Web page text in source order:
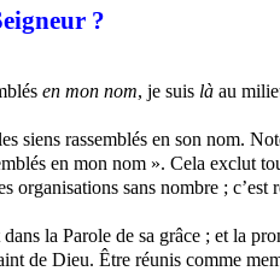
?
en mon nom, je suis làau
siens rassemblés en son nom.
en mon nom ». Cela exclut
organisations sans nombre ;
la Parole de sa grâce ; et la
de Dieu. Être réunis comme